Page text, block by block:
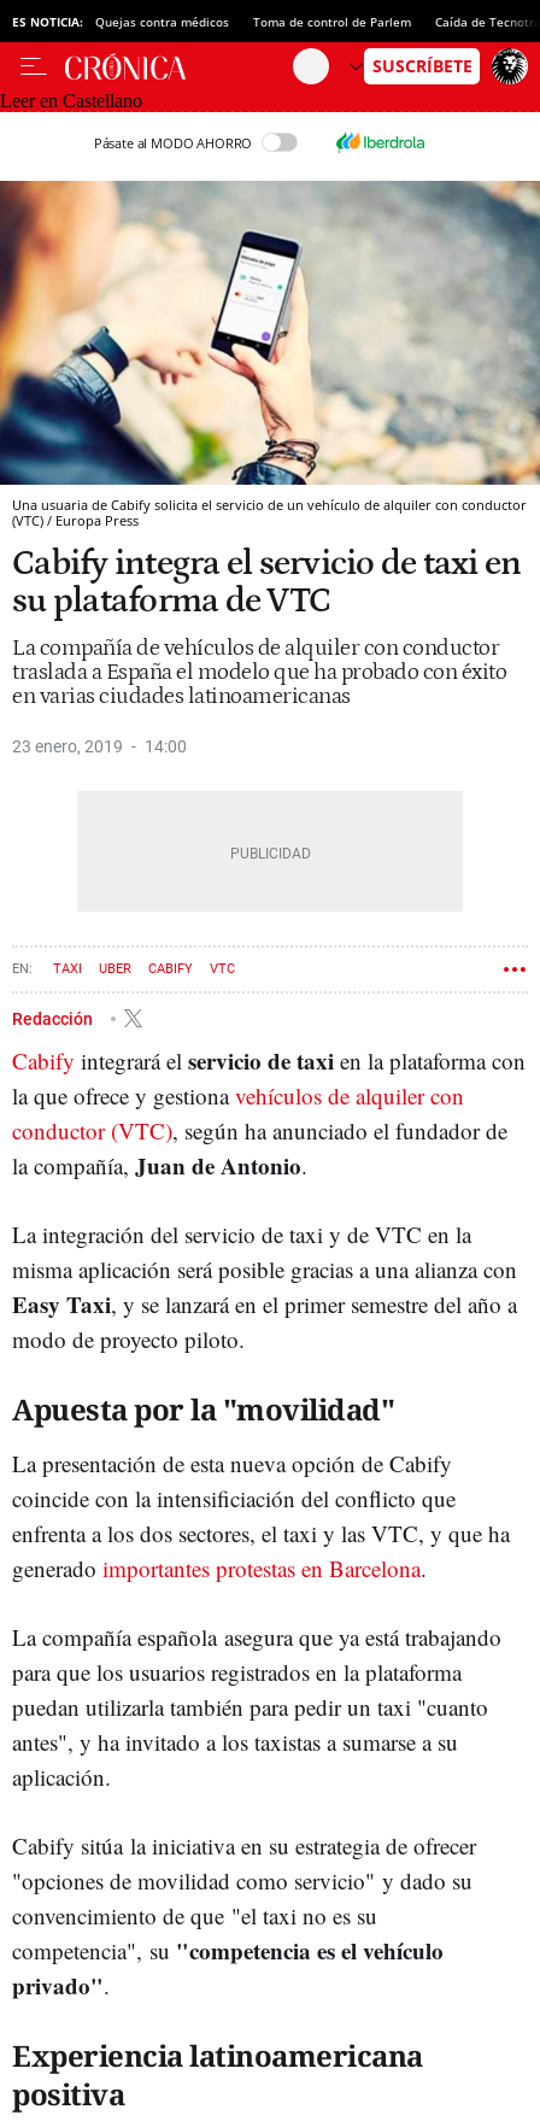
ES NOTICIA: Quejas contra médicos Toma de control de Parlem Caída de
Leer en Castellano
Pásate al MODO AHORRO
Una usuaria de Cabify solicita el servicio de un vehículo de alquiler con conductor
(VTC) / Europa Press
Cabify integra el servicio de taxi en
su plataforma de VTC
La compañía de vehículos de alquiler con conductor
traslada a España el modelo que ha probado con éxito
en varias ciudades latinoamericanas
23 enero, 2019 14:00
TAXI UBER CABIFY VTC
Redacción
Cabify integrará el servicio de taxi en la plataforma con
la que ofrece y gestionavehículos de alquiler con
conductor (VTC), según ha anunciado el fundador de
la compañía, Juan de Antonio.
La integración del servicio de taxi y de VTC en la
misma aplicación será posible gracias a una alianza con
Easy Taxi, y se lanzará en el primer semestre del año a
modo de proyecto piloto.
Apuesta por la "movilidad"
La presentación de esta nueva opción de Cabify
coincide con la intensificiación del conflicto que
enfrenta a los dos sectores, el taxi y las VTC, y que ha
generado importantes protestas en Barcelona.
La compañía española asegura que ya está trabajando
para que los usuarios registrados en la plataforma
puedan utilizarla también para pedir un taxi "cuanto
antes", y ha invitado a los taxistas a sumarse a su
aplicación.
Cabify sitúa la iniciativa en su estrategia de ofrecer
"opciones de movilidad como servicio" y dado su
convencimiento de que "el taxi no es su
competencia", su "competencia es el vehículo
privado".
Experiencia latinoamericana
positiva